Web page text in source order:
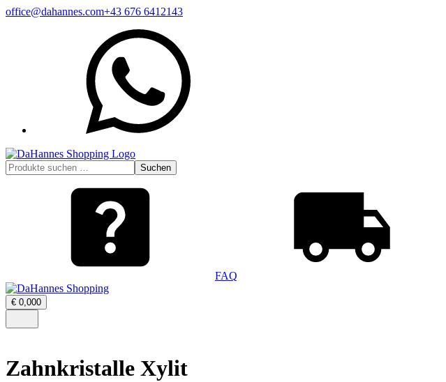
Zum
office@dahannes.com+43 676 6412143
Suchen
nach:
Suchen
FAQ
€ 0,000Warenkorb
öffnen
€0,00
Menü
Zahnkristalle Xylit